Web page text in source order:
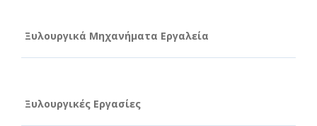
Ξυλουργικά Μηχανήματα Εργαλεία
Ξυλουργικές Εργασίες